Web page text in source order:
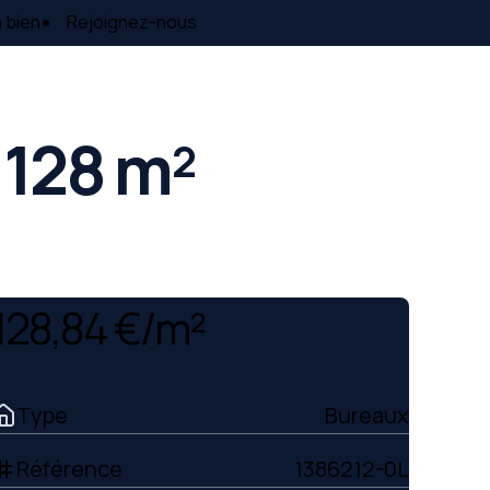
bien Rejoignez-nous
m²
€/m²
Type Bureaux
Référence 1386212-0L